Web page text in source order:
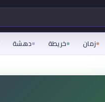
زمان خريطة دهشة